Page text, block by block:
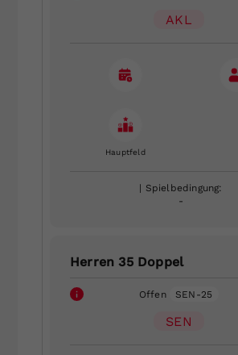
AKL
Hauptfeld
| Spielbedingung:
-
Herren 35 Doppel
Offen SEN-25
SEN